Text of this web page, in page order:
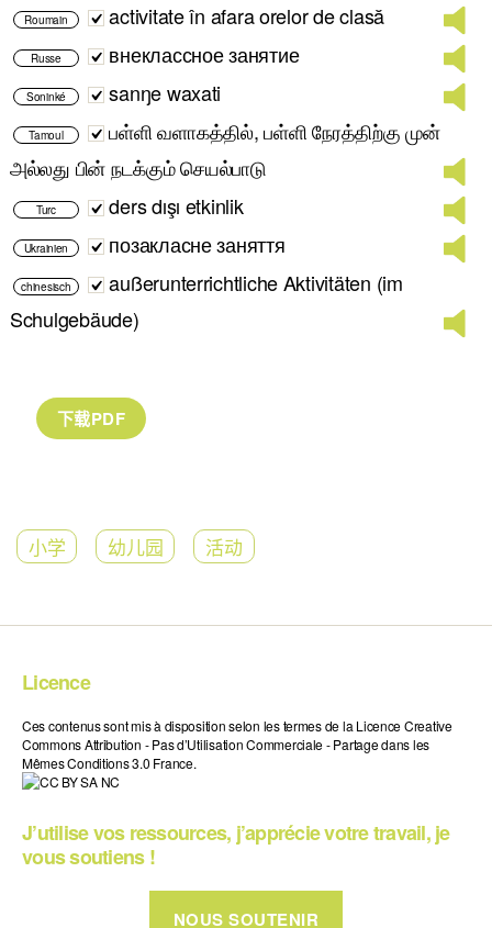
Roumain activitate în afara orelor de clasă
Russe внеклассное занятие
Soninké sanŋe waxati
Tamoul
பள்ளி வளாகத்தில், பள்ளி நேரத்திற்கு முன்
அல்லது பின் நடக்கும் செயல்பாடு
Turc ders dışı etkinlik
Ukrainien позакласне заняття
chinesisch
außerunterrichtliche Aktivitäten (im
Schulgebäude)
小学 幼儿园 活动
Licence
Ces contenus sont mis à disposition selon les termes de la Licence Creative
Commons Attribution - Pas d’Utilisation Commerciale - Partage dans les
Mêmes Conditions 3.0 France.
J’utilise vos ressources, j’apprécie votre travail, je
vous soutiens !
NOUS SOUTENIR